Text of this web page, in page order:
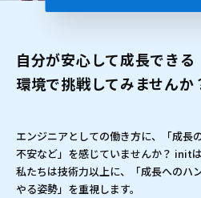
自分が安心して成長できる
環境で挑戦してみませんか
エンジニアとしての働き方に、「成長
不安など」を感じていませんか？ init
私たちは技術力以上に、「成長へのハ
やる姿勢」を重視します。